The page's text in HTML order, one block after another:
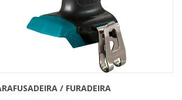
/ FURADEIRA